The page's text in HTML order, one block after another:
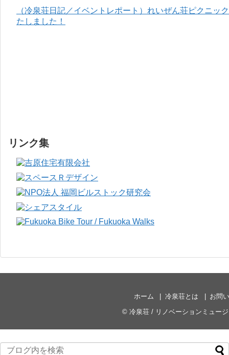
（冷泉荘日記／イベントレポート）れいぜん荘ピクニッ
たしました！
リンク集
ホーム 冷泉荘とは
お問
© 冷泉荘 / リノベーションミュー